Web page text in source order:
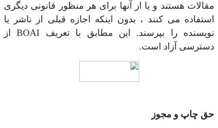
مقالات هستند و یا از آنها برای هر منظور قانونی دیگری
استفاده می کنند ، بدون اینکه اجازه قبلی از ناشر یا
نویسنده را بپرسند. این مطابق با تعریف BOAI از
دسترسی آزاد است.
حق چاپ و مجوز